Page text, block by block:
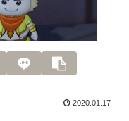
2020.01.17